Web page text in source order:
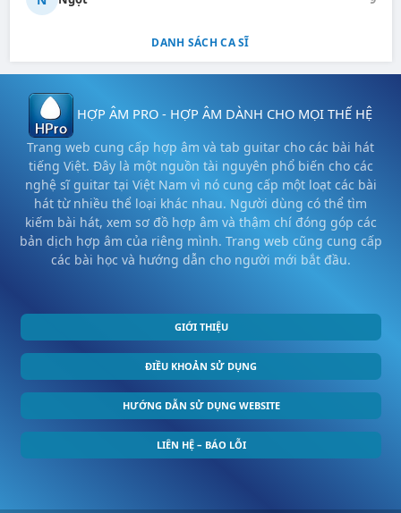
DANH SÁCH CA SĨ
HỢP ÂM PRO - HỢP ÂM DÀNH CHO MỌI THẾ HỆ
Trang web cung cấp hợp âm và tab guitar cho các bài hát
tiếng Việt. Đây là một nguồn tài nguyên phổ biến cho các
nghệ sĩ guitar tại Việt Nam vì nó cung cấp một loạt các bài
hát từ nhiều thể loại khác nhau. Người dùng có thể tìm
kiếm bài hát, xem sơ đồ hợp âm và thậm chí đóng góp các
bản dịch hợp âm của riêng mình. Trang web cũng cung cấp
các bài học và hướng dẫn cho người mới bắt đầu.
GIỚI THIỆU
ĐIỀU KHOẢN SỬ DỤNG
HƯỚNG DẪN SỬ DỤNG WEBSITE
LIÊN HỆ – BÁO LỖI